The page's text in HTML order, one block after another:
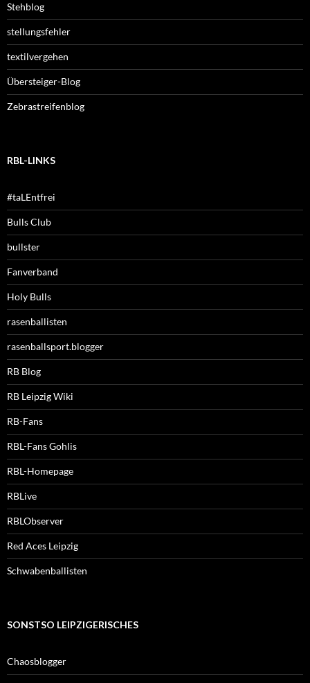
Stehblog
stellungsfehler
textilvergehen
Übersteiger-Blog
Zebrastreifenblog
RBL-LINKS
#taLEntfrei
Bulls Club
bullster
Fanverband
Holy Bulls
rasenballisten
rasenballsport.blogger
RB Blog
RB Leipzig Wiki
RB-Fans
RBL-Fans Gohlis
RBL-Homepage
RBLive
RBLObserver
Red Aces Leipzig
Schwabenballisten
SONSTSO LEIPZIGERISCHES
Chaosblogger